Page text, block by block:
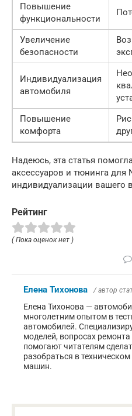
Повышение
функциональности
Увеличение
безопасности
Индивидуализация
автомобиля
Повышение
комфорта
Надеюсь, эта статья
аксессуаров и тюнинга для
индивидуализации вашего
Рейтинг
( Пока оценок нет )
Елена Тихонова / автор
Елена Тихонова —
многолетним опытом в
автомобилей.
моделей, вопросах
помогают читателям
разобраться в
машин.